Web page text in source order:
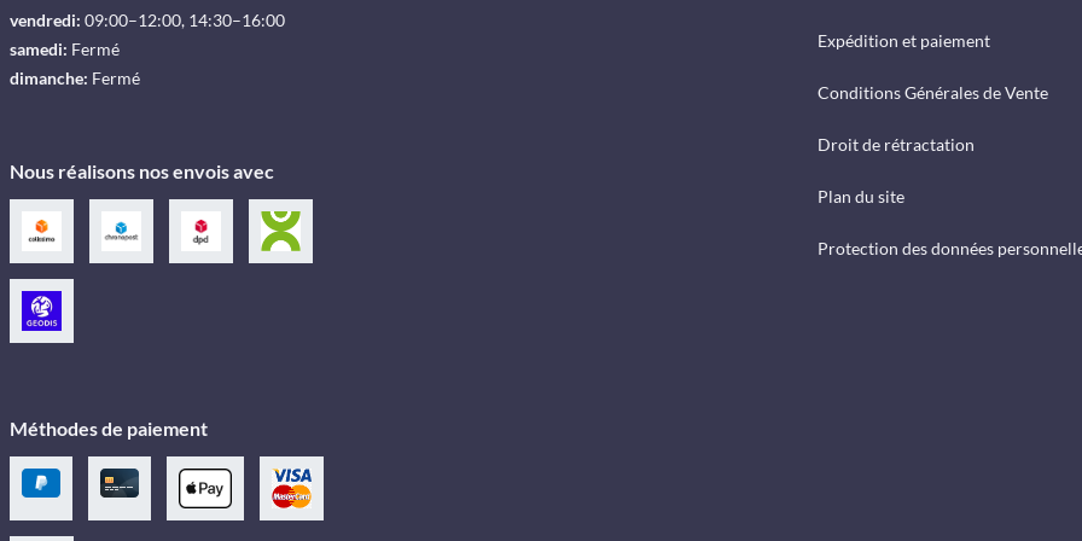
vendredi: 09:00–12:00, 14:30–16:00
samedi: Fermé
dimanche: Fermé
Nous réalisons nos envois avec
Méthodes de paiement
Expédition et paiement
Conditions Générales de Vente
Droit de rétractation
Plan du site
Protection des données